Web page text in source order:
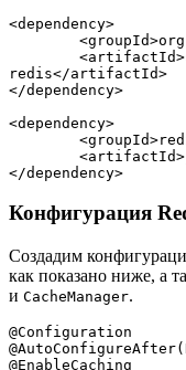
<dependency>
redis</artifactId>
</dependency>
<dependency>
</dependency>
Конфигурация
Создадим
как показано ниже, а
и CacheManager.
@Configuration
@EnableCaching